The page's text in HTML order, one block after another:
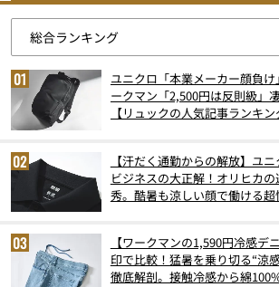
ユニクロ「本業メーカー顔負
ークマン「2,500円は反則級」
【リュックの人気記事ランキ
【汗だく通勤からの解放】ユ
ビジネスの大正解！オリヒカ
秀。酷暑も涼しい顔で働ける
【ワークマンの1,590円冷感デ
印で比較！猛暑を乗り切る“涼
徹底解剖。接触冷感から綿